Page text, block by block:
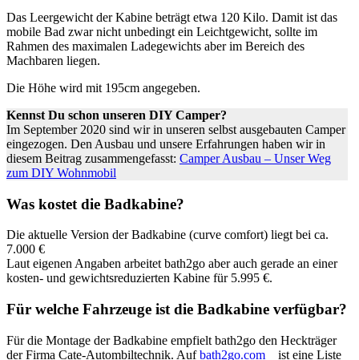
Das Leergewicht der Kabine beträgt etwa 120 Kilo. Damit ist das
mobile Bad zwar nicht unbedingt ein Leichtgewicht, sollte im
Rahmen des maximalen Ladegewichts aber im Bereich des
Machbaren liegen.
Die Höhe wird mit 195cm angegeben.
Kennst Du schon unseren DIY Camper?
Im September 2020 sind wir in unseren selbst ausgebauten Camper
eingezogen. Den Ausbau und unsere Erfahrungen haben wir in
diesem Beitrag zusammengefasst: Camper Ausbau – Unser Weg
zum DIY Wohnmobil
Was kostet die Badkabine?
Die aktuelle Version der Badkabine (curve comfort) liegt bei ca.
7.000 €
Laut eigenen Angaben arbeitet bath2go aber auch gerade an einer
kosten- und gewichtsreduzierten Kabine für 5.995 €.
Für welche Fahrzeuge ist die Badkabine verfügbar?
Für die Montage der Badkabine empfielt bath2go den Heckträger
der Firma Cate-Autombiltechnik. Aufbath2go.com ist eine Liste